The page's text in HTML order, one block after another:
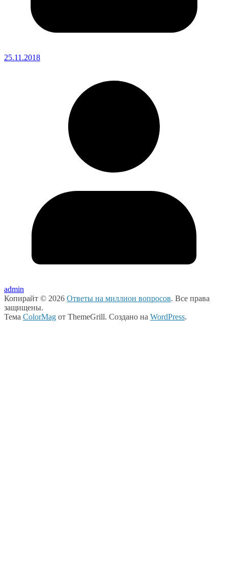
25.11.2018
admin
Копирайт © 2026 Ответы на миллион вопросов. Все права
защищены.
Тема ColorMag от ThemeGrill. Создано на WordPress.